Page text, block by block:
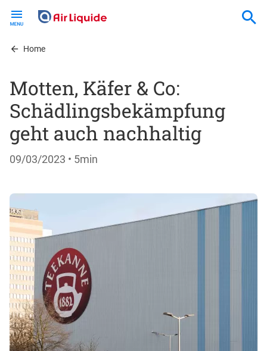
contentHome
Motten, Käfer & Co:
Schädlingsbekämpfung
geht auch nachhaltig
09/03/2023 • 5min